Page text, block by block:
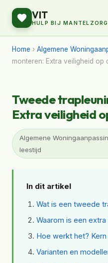
VIT
HULP BIJ MANTELZORG
Home › Algemene
monteren: Extra veiligheid op
Tweede
Extra veiligheid
Algemene
leestijd
In dit artikel
Wat is een tweede
Waarom is een
Hoe werkt het?
Varianten en